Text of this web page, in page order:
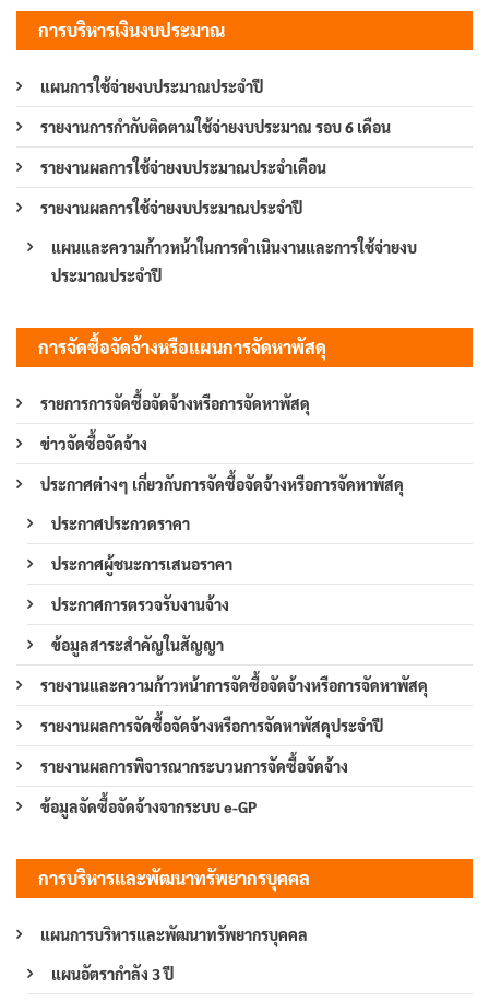
การบริหารเงินงบประมาณ
แผนการใช้จ่ายงบประมาณประจำปี
รายงานการกำกับติดตามใช้จ่ายงบประมาณ รอบ 6 เดือน
รายงานผลการใช้จ่ายงบประมาณประจำเดือน
รายงานผลการใช้จ่ายงบประมาณประจำปี
แผนและความก้าวหน้าในการดำเนินงานและการใช้จ่ายงบ
ประมาณประจำปี
การจัดซื้อจัดจ้างหรือแผนการจัดหาพัสดุ
รายการการจัดซื้อจัดจ้างหรือการจัดหาพัสดุ
ข่าวจัดซื้อจัดจ้าง
ประกาศต่างๆ เกี่ยวกับการจัดซื้อจัดจ้างหรือการจัดหาพัสดุ
ประกาศประกวดราคา
ประกาศผู้ชนะการเสนอราคา
ประกาศการตรวจรับงานจ้าง
ข้อมูลสาระสำคัญในสัญญา
รายงานและความก้าวหน้าการจัดซื้อจัดจ้างหรือการจัดหาพัสดุ
รายงานผลการจัดซื้อจัดจ้างหรือการจัดหาพัสดุประจำปี
รายงานผลการพิจารณากระบวนการจัดซื้อจัดจ้าง
ข้อมูลจัดซื้อจัดจ้างจากระบบ e-GP
การบริหารและพัฒนาทรัพยากรบุคคล
แผนการบริหารและพัฒนาทรัพยากรบุคคล
แผนอัตรากำลัง 3 ปี